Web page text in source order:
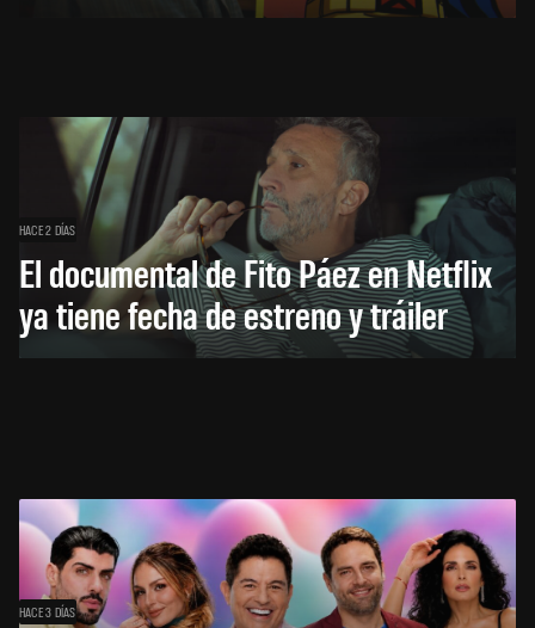
HACE 2 DÍAS
El documental de Fito Páez en Netflix
ya tiene fecha de estreno y tráiler
HACE 3 DÍAS